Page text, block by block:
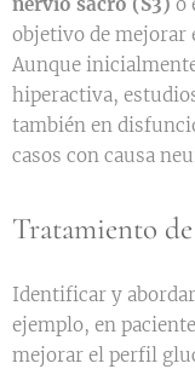
nervio sacro (S3) o
objetivo de mejorar
Aunque
hiperactiva,
también en
casos con causa
Tratamiento de
Identificar y
ejemplo, en
mejorar el perfil